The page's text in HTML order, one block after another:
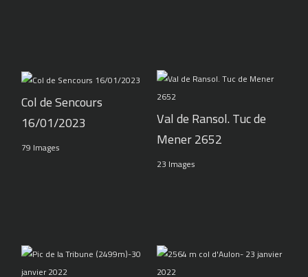
Col de Sencours
16/01/2023
79 Images
Val de Ransol. Tuc de
Mener 2652
23 Images